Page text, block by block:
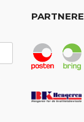
PARTNERE